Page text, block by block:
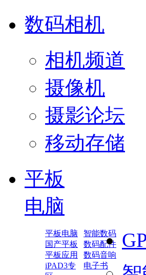
数码相机
相机频道
摄像机
摄影论坛
移动存储
平板
电脑
平板电脑
智能数码
国产平板
数码配件
平板应用
数码音响
iPAD3专
电子书